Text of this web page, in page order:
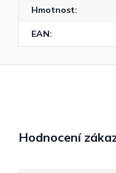
Hmotnost:
EAN:
Hodnocení